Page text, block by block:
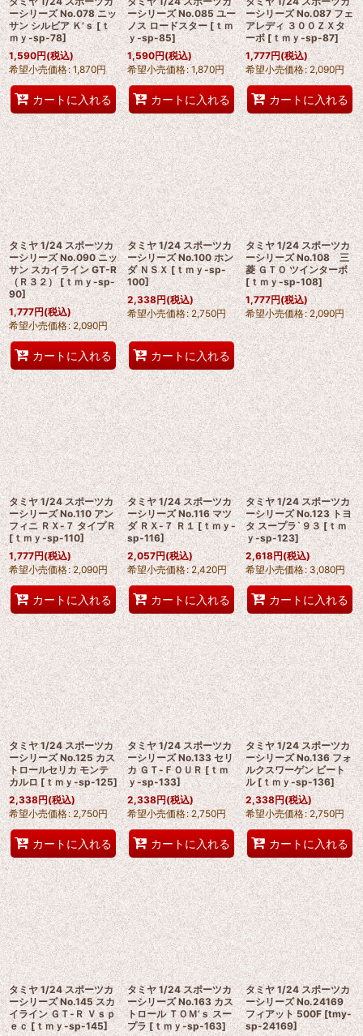
ーシリーズ No.078 ニッ
サン シルビア Ｋ’ｓ [ｔ
ｍｙ-sp-78]
1,590円(税込)
希望小売価格: 1,870円
カートに入れる
ーシリーズ No.085 ユー
ノス ロードスター [ｔｍ
ｙ-sp-85]
1,590円(税込)
希望小売価格: 1,870円
カートに入れる
ーシリーズ No.087 フェ
アレディ ３００ＺＸタ
ーボ [ｔｍｙ-sp-87]
1,777円(税込)
希望小売価格: 2,090円
カートに入れる
タミヤ 1/24 スポーツカ
ーシリーズ No.090 ニッ
サン スカイライン GT-R
（Ｒ３２） [ｔｍｙ-sp-
90]
1,777円(税込)
希望小売価格: 2,090円
カートに入れる
タミヤ 1/24 スポーツカ
ーシリーズ No.100 ホン
ダ ＮＳＸ [ｔｍｙ-sp-
100]
2,338円(税込)
希望小売価格: 2,750円
カートに入れる
タミヤ 1/24 スポーツカ
ーシリーズ No.108 三
菱 ＧＴＯ ツインターボ
[ｔｍｙ-sp-108]
1,777円(税込)
希望小売価格: 2,090円
タミヤ 1/24 スポーツカ
ーシリーズ No.110 アン
フィニ ＲＸ-７ タイプＲ
[ｔｍｙ-sp-110]
1,777円(税込)
希望小売価格: 2,090円
カートに入れる
タミヤ 1/24 スポーツカ
ーシリーズ No.116 マツ
ダ ＲＸ-７ Ｒ１ [ｔｍｙ-
sp-116]
2,057円(税込)
希望小売価格: 2,420円
カートに入れる
タミヤ 1/24 スポーツカ
ーシリーズ No.123 トヨ
タ スープラ`９３ [ｔｍ
ｙ-sp-123]
2,618円(税込)
希望小売価格: 3,080円
カートに入れる
タミヤ 1/24 スポーツカ
ーシリーズ No.125 カス
トロールセリカ モンテ
カルロ [ｔｍｙ-sp-125]
2,338円(税込)
希望小売価格: 2,750円
カートに入れる
タミヤ 1/24 スポーツカ
ーシリーズ No.133 セリ
カ ＧＴ-ＦＯＵＲ [ｔｍ
ｙ-sp-133]
2,338円(税込)
希望小売価格: 2,750円
カートに入れる
タミヤ 1/24 スポーツカ
ーシリーズ No.136 フォ
ルクスワーゲン ビート
ル [ｔｍｙ-sp-136]
2,338円(税込)
希望小売価格: 2,750円
カートに入れる
タミヤ 1/24 スポーツカ
ーシリーズ No.145 スカ
イライン ＧＴ‐Ｒ Ｖｓｐ
ｅｃ [ｔｍｙ-sp-145]
タミヤ 1/24 スポーツカ
ーシリーズ No.163 カス
トロール ＴＯＭ’ｓ スー
プラ [ｔｍｙ-sp-163]
タミヤ 1/24 スポーツカ
ーシリーズ No.24169
フィアット 500F [tmy-
sp-24169]